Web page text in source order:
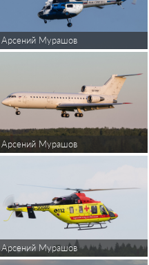
Арсений Мурашов
Арсений Мурашов
Арсений Мурашов